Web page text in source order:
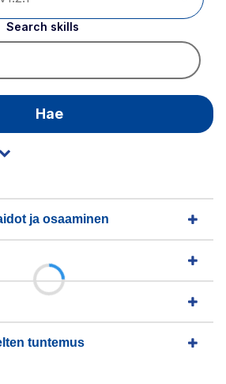
Search skills
Hae
ja osaaminen
tuntemus